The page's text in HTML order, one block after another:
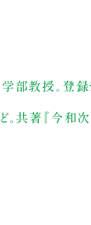
教授。登録ラ
ど。共著『今